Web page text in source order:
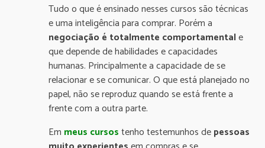
Tudo o que é ensinado nesses cursos são técnicas
e uma inteligência para comprar. Porém a
negociação é totalmente comportamentale
que depende de habilidades e capacidades
humanas. Principalmente a capacidade de se
relacionar e se comunicar. O que está planejado no
papel, não se reproduz quando se está frente a
frente com a outra parte.
Em meus cursostenho testemunhos depessoas